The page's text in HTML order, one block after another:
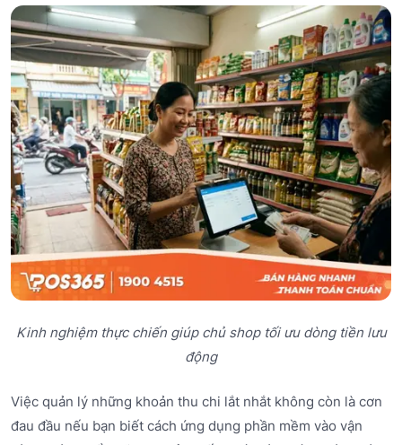
Kinh nghiệm thực chiến giúp chủ shop tối ưu dòng tiền lưu
động
Việc quản lý những khoản thu chi lắt nhắt không còn là cơn
đau đầu nếu bạn biết cách ứng dụng phần mềm vào vận